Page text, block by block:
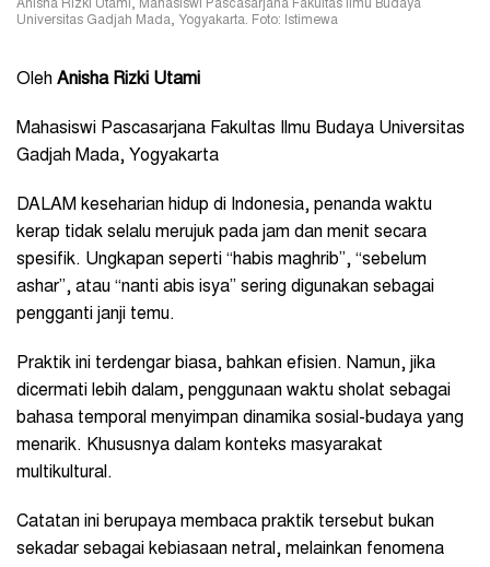
Anisha Rizki Utami, Mahasiswi Pascasarjana Fakultas Ilmu Budaya
Universitas Gadjah Mada, Yogyakarta. Foto: Istimewa
Oleh Anisha Rizki Utami
Mahasiswi Pascasarjana Fakultas Ilmu Budaya Universitas
Gadjah Mada, Yogyakarta
DALAM keseharian hidup di Indonesia, penanda waktu
kerap tidak selalu merujuk pada jam dan menit secara
spesifik. Ungkapan seperti “habis maghrib”, “sebelum
ashar”, atau “nanti abis isya” sering digunakan sebagai
pengganti janji temu.
Praktik ini terdengar biasa, bahkan efisien. Namun, jika
dicermati lebih dalam, penggunaan waktu sholat sebagai
bahasa temporal menyimpan dinamika sosial-budaya yang
menarik. Khususnya dalam konteks masyarakat
multikultural.
Catatan ini berupaya membaca praktik tersebut bukan
sekadar sebagai kebiasaan netral, melainkan fenomena